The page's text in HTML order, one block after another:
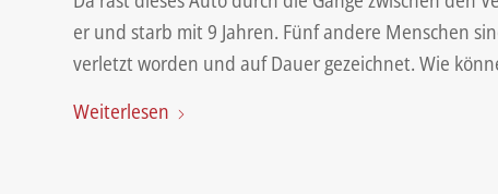
er und starb mit 9 Jahren. Fünf andere Menschen
verletzt worden und auf Dauer gezeichnet. Wie
Weiterlesen